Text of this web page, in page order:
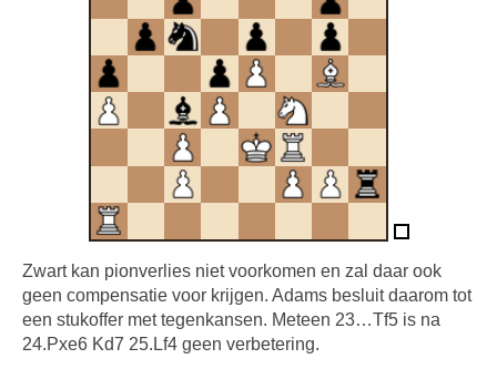
Zwart kan pionverlies niet voorkomen en zal daar ook
geen compensatie voor krijgen. Adams besluit daarom tot
een stukoffer met tegenkansen. Meteen 23…Tf5 is na
24.Pxe6 Kd7 25.Lf4 geen verbetering.